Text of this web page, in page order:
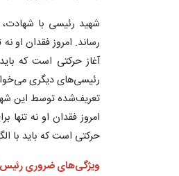
شهید رئیسی با شهادت،
رساند. امروز فقدان او
آغاز حرکتی است که باید
رئیسی‌های دیگری
تعریف‌شده توسط این
امروز فقدان او نه تنها
حرکتی است که باید با
ویژگی‌های ضروری